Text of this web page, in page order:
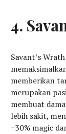
4.
Savant’s
memberikan
merupakan
membuat
lebih sakit,
+30% magic